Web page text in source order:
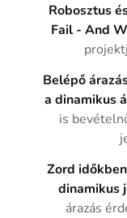
Robosztus
Fail - And
Belépő
a dinamikus
is
Zord
dinamikus
árazás